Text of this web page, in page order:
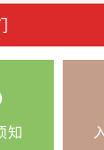
知